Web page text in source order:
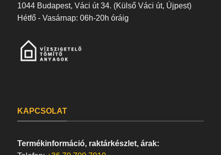
1044 Budapest, Váci út 34. (Külső Váci út, Újpest)
Hétfő - Vasárnap: 06h-20h óráig
KAPCSOLAT
Termékinformáció, raktárkészlet, árak: